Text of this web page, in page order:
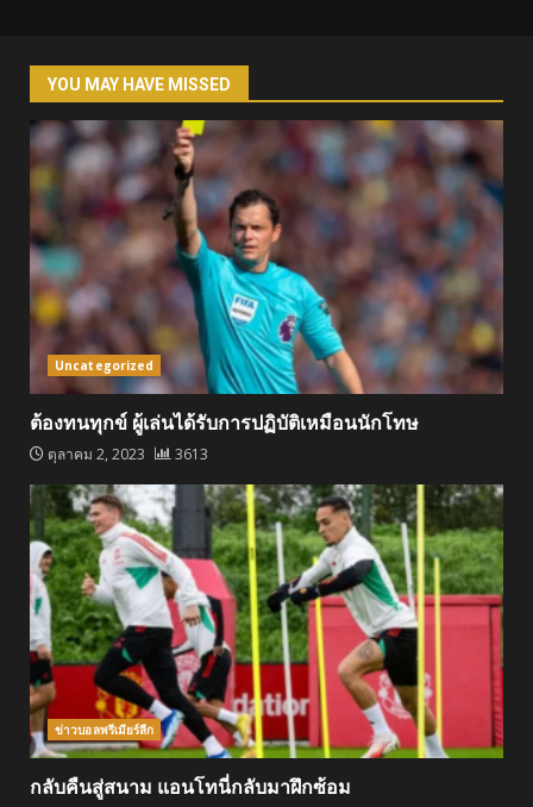
YOU MAY HAVE MISSED
Uncategorized
ต้องทนทุกข์ ผู้เล่นได้รับการปฏิบัติเหมือนนักโทษ
ตุลาคม 2, 2023 3613
ข่าวบอลพรีเมียร์ลีก
กลับคืนสู่สนาม แอนโทนี่กลับมาฝึกซ้อม